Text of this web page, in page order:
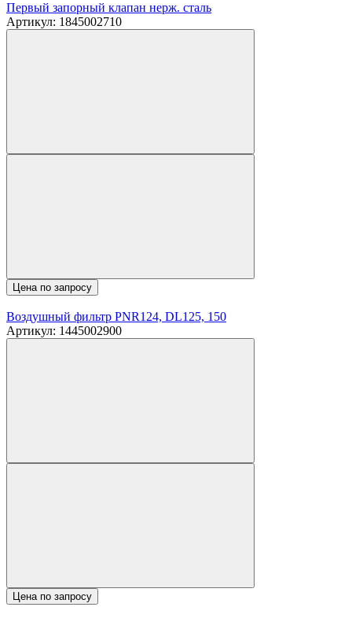
Первый запорный клапан нерж. сталь
Артикул: 1845002710
Цена по запросу
Воздушный фильтр PNR124, DL125, 150
Артикул: 1445002900
Цена по запросу